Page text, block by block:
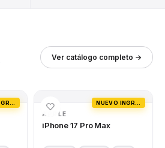
Ver catálogo completo →
APPLE
iPhone 17 Pro Max